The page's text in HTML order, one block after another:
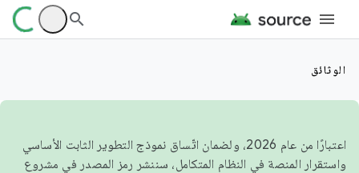
الوثائق
اعتبارًا من عام 2026، ولضمان اتّساق نموذج التطوير الثابت الأساسي
واستقرار المنصة في النظام المتكامل، سننشر رمز المصدر في مشروع